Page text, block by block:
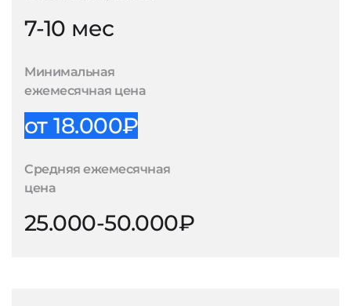
7-10 мес
Минимальная
ежемесячная цена
от 18.000₽
Средняя ежемесячная
цена
25.000-50.000₽